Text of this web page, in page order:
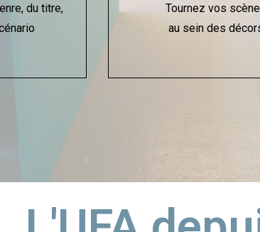
du titre,
Tournez vos
au sein des